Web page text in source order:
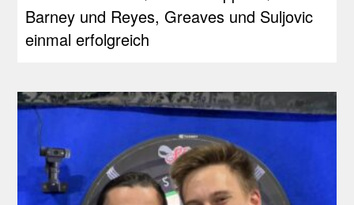
Barney und Reyes, Greaves und Suljovic
einmal erfolgreich